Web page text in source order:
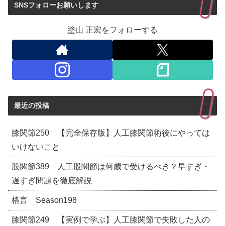
SNSフォローお願いします
塗山 正宏をフォローする
最近の投稿
膝関節250 【完全保存版】人工膝関節術後にやっては
いけないこと
股関節389 人工股関節は何歳で受けるべき？早すぎ・
遅すぎ問題を徹底解説
格言 Season198
膝関節249 【実例で学ぶ】人工膝関節で失敗した人の